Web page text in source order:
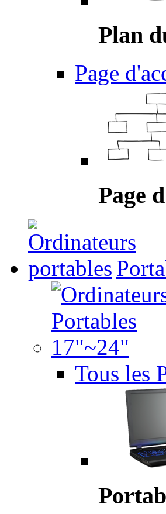
Plan
Page
Page
Tous les